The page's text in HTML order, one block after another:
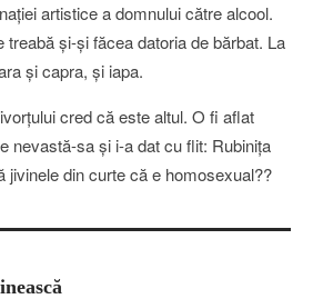
artistice a domnului către alcool.
treabă şi-şi făcea datoria de bărbat. La
şi capra, şi iapa.
cred că este altul. O fi aflat
nevastă-sa şi i-a dat cu flit: Rubiniţa
jivinele din curte că e homosexual??